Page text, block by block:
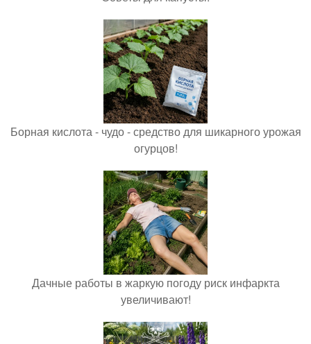
Борная кислота - чудо - средство для шикарного урожая
огурцов!
Дачные работы в жаркую погоду риск инфаркта
увеличивают!